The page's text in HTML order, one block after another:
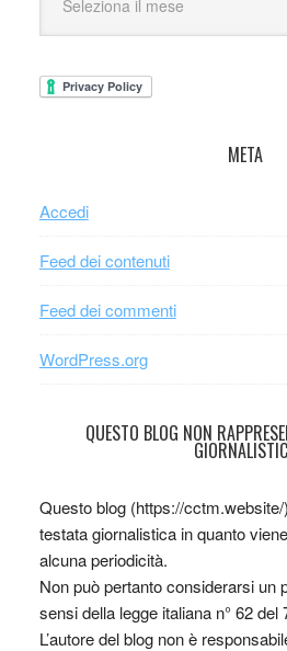
META
Accedi
Feed dei contenuti
Feed dei commenti
WordPress.org
QUESTO BLOG NON
Questo blog (https://
testata giornalistica in quanto
alcuna periodicità.
Non può pertanto considerarsi un
sensi della legge italiana n° 62 del
L’autore del blog non è